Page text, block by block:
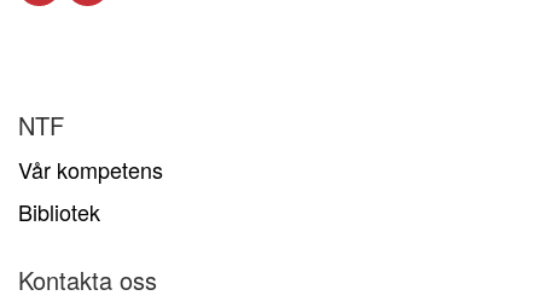
NTF
Vår kompetens
Bibliotek
Kontakta oss